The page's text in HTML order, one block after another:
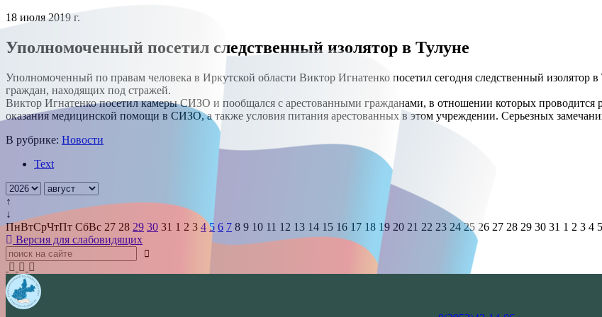
18 июля 2019 г.
Уполномоченный посетил следственный изолятор в Тулуне
Уполномоченный по правам человека в Иркутской области Виктор Игнатенко посетил сегодня следственный
граждан, находящих под стражей.
Виктор Игнатенко посетил камеры СИЗО и пообщался с арестованными гражданами, в отношении которых проводится
оказания медицинской помощи в СИЗО, а также условия питания арестованных в этом учреждении. Серьезных
В рубрике: Новости
Text
↑
↓
ПнВтСрЧтПт СбВс 27 28 29 30 31 1 2 3 4 5 6 7 8 9 10 11 12 13 14 15 16 17 18 19 20 21 22 23 24 25 26 27 28 29 30 31 1 2 3 4 5
Версия для слабовидящих